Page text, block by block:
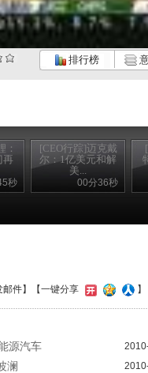
排行榜
：
再
秒
[CEO行踪]迈克戴
尔：1亿美元和解
美...
00分36秒
邮件】【一键分享 】
源汽车
澜